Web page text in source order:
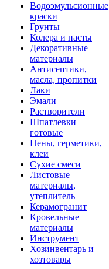
Водоэмульсионные
краски
Грунты
Колера и пасты
Декоративные
материалы
Антисептики,
масла, пропитки
Лаки
Эмали
Растворители
Шпатлевки
готовые
Пены, герметики,
клеи
Сухие смеси
Листовые
материалы,
утеплитель
Керамогранит
Кровельные
материалы
Инструмент
Хозинвентарь и
хозтовары